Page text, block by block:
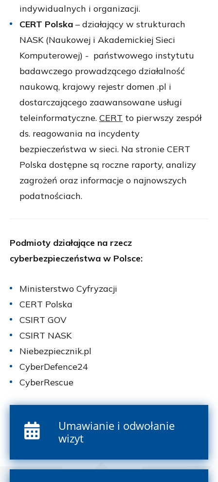
indywidualnych i organizacji.
CERT Polska – działający w strukturach
NASK (Naukowej i Akademickiej Sieci
Komputerowej) - państwowego instytutu
badawczego prowadzącego działalność
naukową, krajowy rejestr domen .pl i
dostarczającego zaawansowane usługi
teleinformatyczne. CERT to pierwszy zespół
ds. reagowania na incydenty
bezpieczeństwa w sieci. Na stronie CERT
Polska dostępne są roczne raporty, analizy
zagrożeń oraz informacje o najnowszych
podatnościach.
Podmioty działające na rzecz
cyberbezpieczeństwa w Polsce:
Ministerstwo Cyfryzacji
CERT Polska
CSIRT GOV
CSIRT NASK
Niebezpiecznik.pl
CyberDefence24
CyberRescue
Umawianie i odwołanie
wizyt